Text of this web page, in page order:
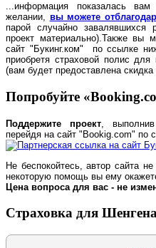
...информация показалась
желании, вы можете
парой случайно
проект материально).Также вы
сайт "Букинг.ком" по ссылке
приобретя страховой полис
(вам будет предоставлена скидка
Попробуйте
Поддержите проект, выполнив
перейдя на сайт "Bookig.com" по
Не беспокойтесь, автор сайта
некоторую помощь вы ему
Цена вопроса для вас - не
Страховка для